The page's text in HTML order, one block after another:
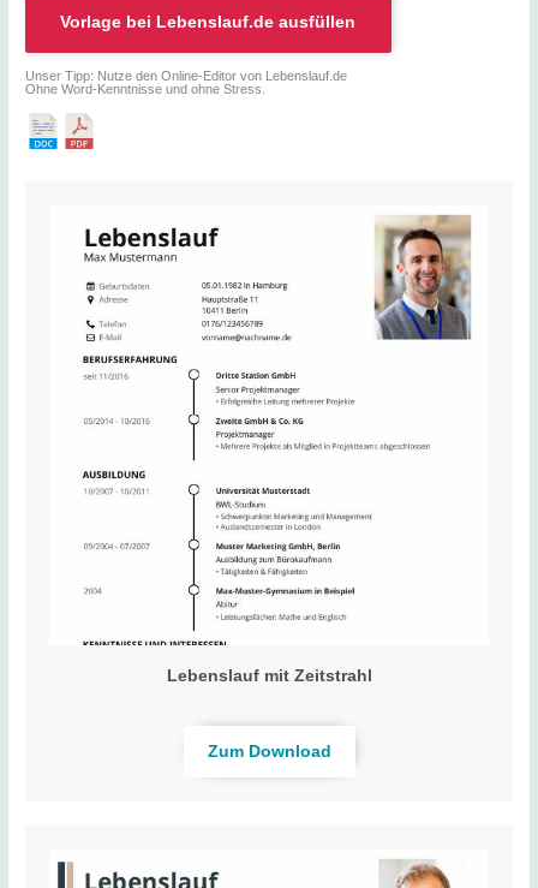
Vorlage bei Lebenslauf.de ausfüllen
Unser Tipp: Nutze den Online-Editor von Lebenslauf.de
Ohne Word-Kenntnisse und ohne Stress.
Lebenslauf mit Zeitstrahl
Zum Download